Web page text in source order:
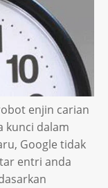
enjin carian
kunci dalam
Google tidak
entri anda